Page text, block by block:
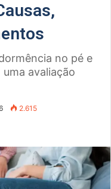
no pé e
avaliação
2.615